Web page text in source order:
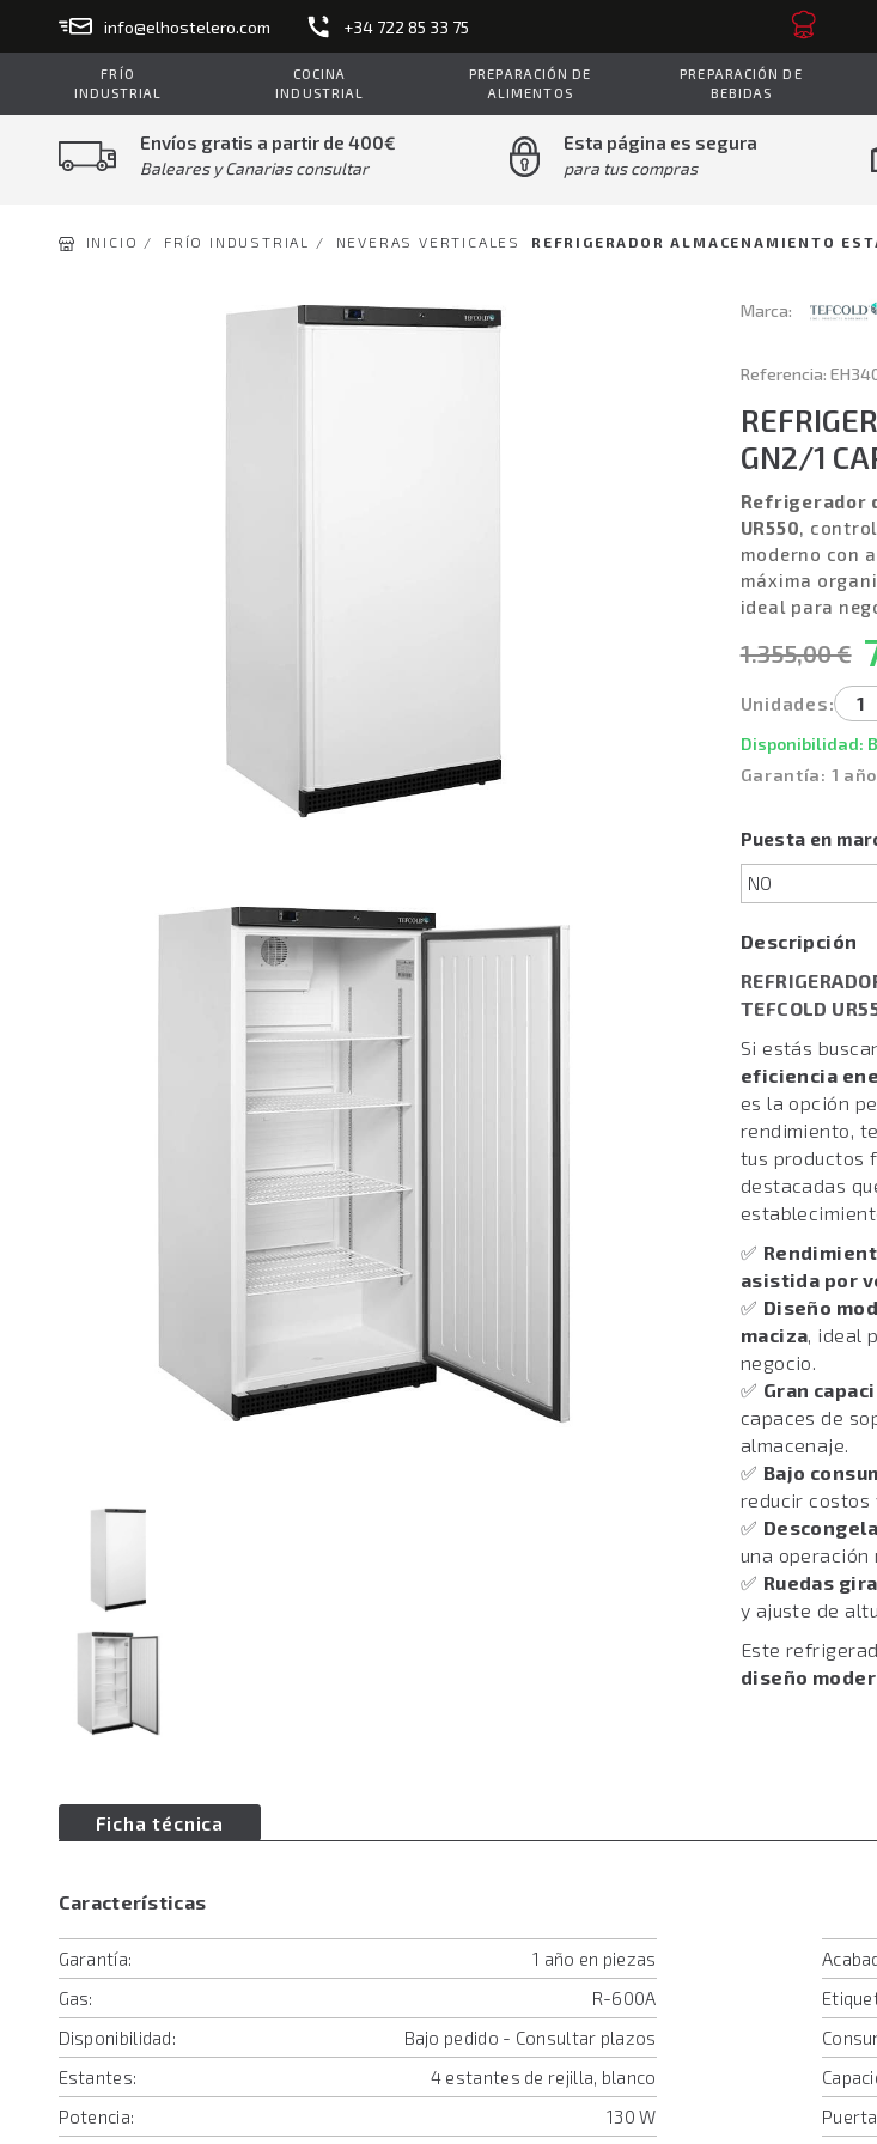
info@elhostelero.com +34 722 85 33 75
FRÍO
INDUSTRIAL
COCINA
INDUSTRIAL
PREPARACIÓN DE
ALIMENTOS
PREPARACIÓN DE
BEBIDAS
Envíos gratis a partir de 400€
Baleares y Canarias consultar
Esta página es segura
para tus compras
INICIO / FRÍO INDUSTRIAL / NEVERAS VERTICALES REFRIGERADOR ALMACENAMIENTO
Marca:
Referencia:
GN2/1
Refrigerador
UR550,
moderno con
máxima
ideal para
1.355,00 €
Unidades:
Disponibilidad:
Garantía: 1
Puesta en
Descripción
TEFCOLD
Si estás
eficiencia
es la opción
rendimiento,
tus productos
destacadas
✅
asistida por
✅ Diseño
maciza, ideal
negocio.
✅ Gran
capaces de
almacenaje.
✅ Bajo
reducir costos
✅
una operación
✅ Ruedas
y ajuste de
Este
diseño
Ficha técnica
Características
Garantía:
1 año en piezas
Gas:
R-600A
Disponibilidad:
Bajo pedido - Consultar plazos
Estantes:
4 estantes de rejilla, blanco
Potencia:
130 W